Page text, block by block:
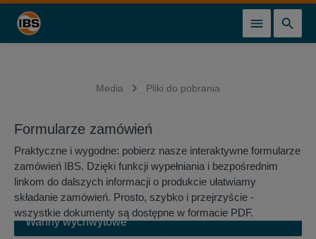
zawartości
Media Pliki do pobrania
Formularze zamówień
Praktyczne i wygodne: pobierz nasze interaktywne formularze
zamówień IBS. Dzięki funkcji wypełniania i bezpośrednim
linkom do dalszych informacji o produkcie ułatwiamy
składanie zamówień. Prosto, szybko i przejrzyście -
wszystkie dokumenty są dostępne w formacie PDF.
Wanny wychwytowe
Wanny wychwytowe